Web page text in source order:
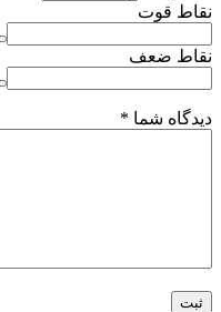
نقاط قوت
نقاط ضعف
دیدگاه شما *